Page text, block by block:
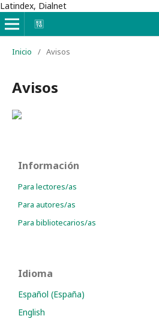
Latindex, Dialnet
Inicio / Avisos
Avisos
Información
Para lectores/as
Para autores/as
Para bibliotecarios/as
Idioma
Español (España)
English